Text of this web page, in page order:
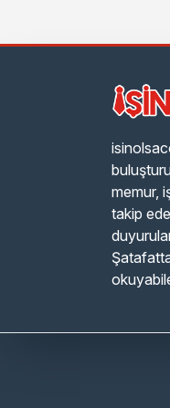
memur,
takip